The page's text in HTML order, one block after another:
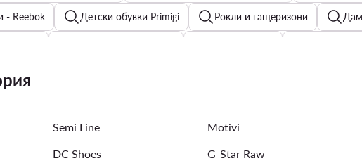
- Reebok Детски обувки Primigi Рокли и гащеризони
Изкуствена кожа
Semi Line Motivi
DC Shoes G-Star Raw